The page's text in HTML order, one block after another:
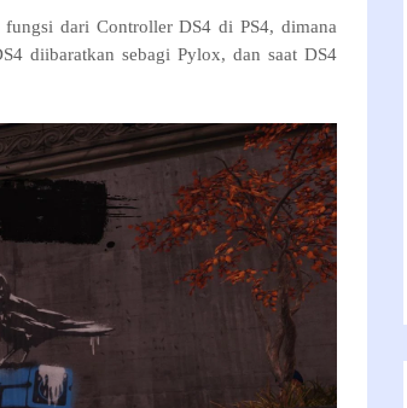
fungsi dari Controller DS4 di PS4, dimana
diibaratkan sebagi Pylox, dan saat DS4